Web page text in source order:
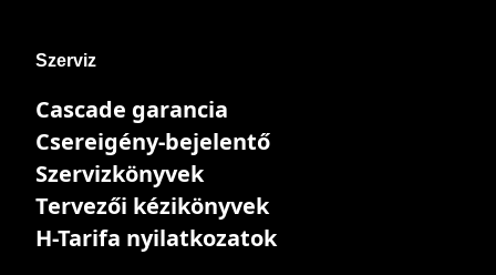
Szerviz
Cascade garancia
Csereigény-bejelentő
Szervizkönyvek
Tervezői kézikönyvek
H-Tarifa nyilatkozatok